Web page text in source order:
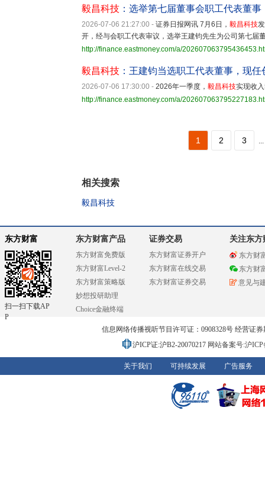
毅昌科技 ：选举第七届董事会职工代表董事
2026-07-06 21:27:00 - 证券日报网讯 7月6日， 毅昌科技
开，经与会职工代表审议，选举王建钧先生为公司第七届
http://finance.eastmoney.com/a/
毅昌科技 ：王建钧当选职工代表董事，现
2026-07-06 17:30:00 - 2026年一季度， 毅昌科技实现收
http://finance.eastmoney.com/a/
1 2 3 ...
相关搜索
毅昌科技
东方财富
扫一扫下载AP
P
东方财富产品
东方财富免费版
东方财富Level-2
东方财富策略版
妙想投研助理
Choice金融终端
证券交易
东方财富证券开户
东方财富在线交易
东方财富证券交易
关注东方
东方财
东方财
意见与
信息网络传播视听节目许可证：0908328号 经营证
沪ICP证:沪B2-20070217 网站备案号:沪
关于我们 可持续发展 广告服务